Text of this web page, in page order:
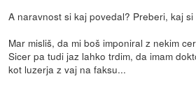
A naravnost si kaj povedal? Preberi, kaj
Mar misliš, da mi boš imponiral z nekim
Sicer pa tudi jaz lahko trdim, da imam
kot luzerja z vaj na faksu...